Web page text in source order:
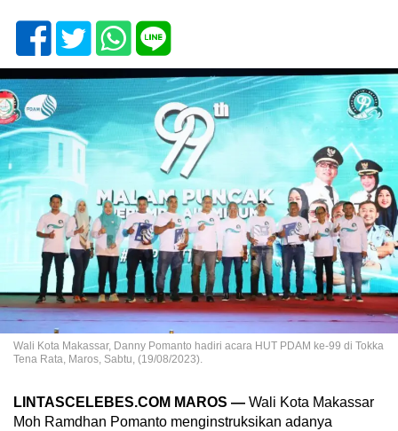
Wali Kota Makassar, Danny Pomanto hadiri acara HUT PDAM ke-99 di Tokka
Tena Rata, Maros, Sabtu, (19/08/2023).
LINTASCELEBES.COM MAROS — Wali Kota Makassar
Moh Ramdhan Pomanto menginstruksikan adanya